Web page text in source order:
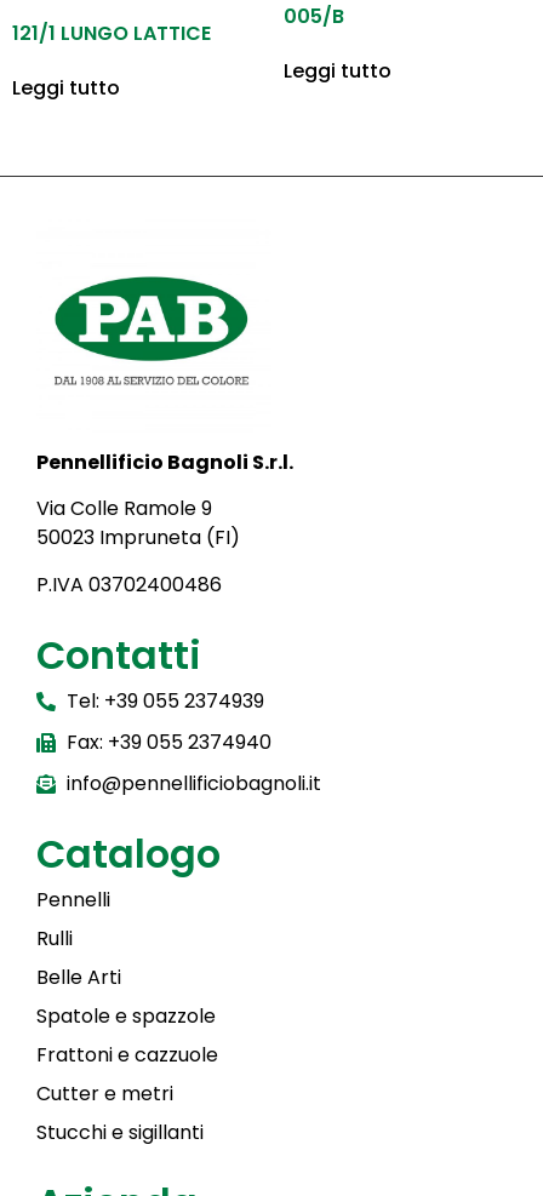
121/1 LUNGO LATTICE
Leggi tutto
005/B
Leggi tutto
Pennellificio Bagnoli S.r.l.
Via Colle Ramole 9
50023 Impruneta (FI)
P.IVA 03702400486
Contatti
Tel: +39 055 2374939
Fax: +39 055 2374940
info@pennellificiobagnoli.it
Catalogo
Pennelli
Rulli
Belle Arti
Spatole e spazzole
Frattoni e cazzuole
Cutter e metri
Stucchi e sigillanti